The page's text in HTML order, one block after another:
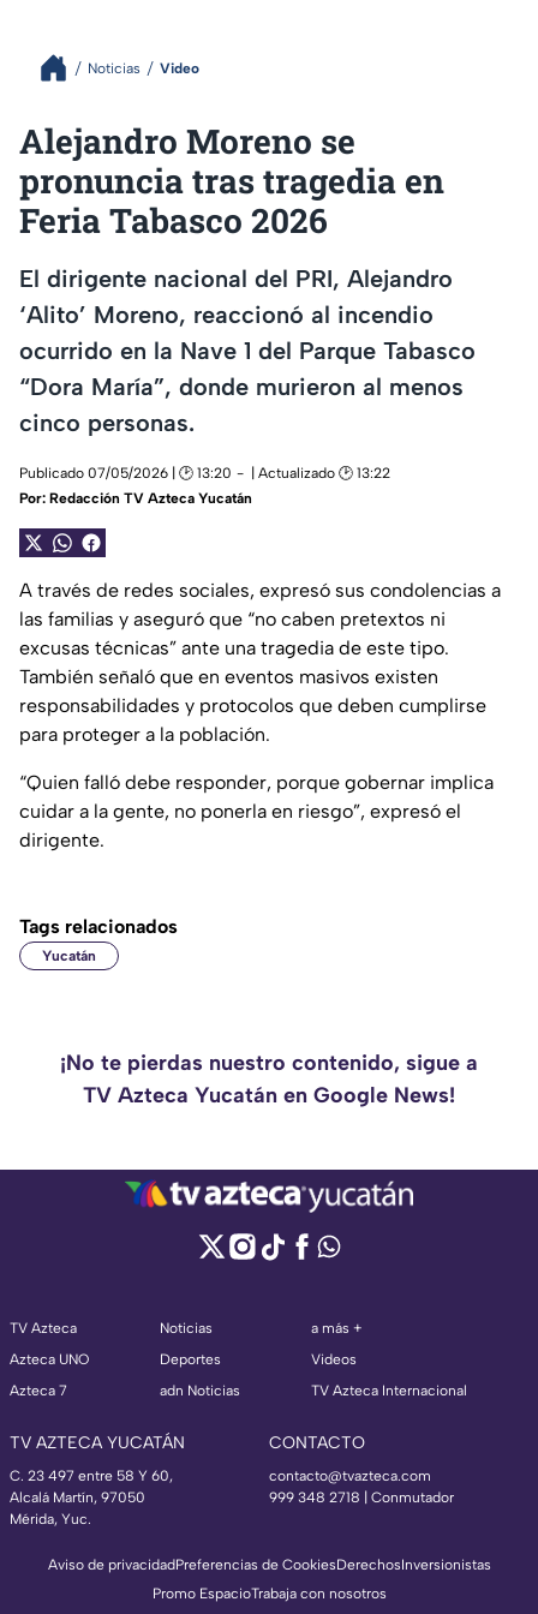
Noticias Video
Alejandro Moreno se
pronuncia tras tragedia en
Feria Tabasco 2026
El dirigente nacional del PRI, Alejandro
‘Alito’ Moreno, reaccionó al incendio
ocurrido en la Nave 1 del Parque Tabasco
“Dora María”, donde murieron al menos
cinco personas.
Publicado 07/05/2026 | 🕑 13:20
| Actualizado 🕑 13:22
Por: Redacción TV Azteca Yucatán
A través de redes sociales, expresó sus condolencias a
las familias y aseguró que “no caben pretextos ni
excusas técnicas” ante una tragedia de este tipo.
También señaló que en eventos masivos existen
responsabilidades y protocolos que deben cumplirse
para proteger a la población.
“Quien falló debe responder, porque gobernar implica
cuidar a la gente, no ponerla en riesgo”, expresó el
dirigente.
Tags relacionados
Yucatán
¡No te pierdas nuestro contenido, sigue a
TV Azteca Yucatán en Google News!
TV Azteca
Azteca UNO
Azteca 7
Noticias
Deportes
adn Noticias
a más +
Videos
TV Azteca Internacional
TV AZTECA YUCATÁN
C. 23 497 entre 58 Y 60,
Alcalá Martín, 97050
Mérida, Yuc.
CONTACTO
contacto@tvazteca.com
999 348 2718 | Conmutador
Aviso de privacidadPreferencias de CookiesDerechosInversionistas
Promo EspacioTrabaja con nosotros